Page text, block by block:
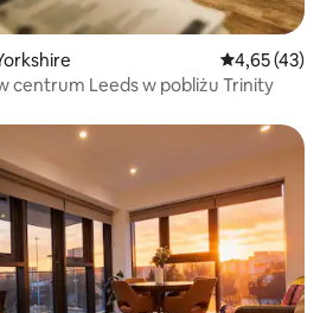
Średnia
4,65 (43)
centrum Leeds w pobliżu Trinity